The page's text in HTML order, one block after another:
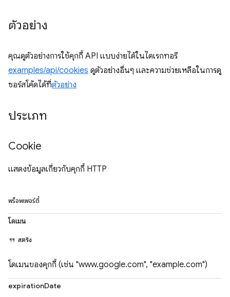
ตัวอย่าง
คุณดูตัวอย่างการใช้คุกกี้ API แบบง่ายได้ในไดเรกทอรี
examples/api/cookies ดูตัวอย่างอื่นๆ และความช่วยเหลือในการดู
ซอร์สโค้ดได้ที่ตัวอย่าง
ประเภท
Cookie
แสดงข้อมูลเกี่ยวกับคุกกี้ HTTP
พร็อพเพอร์ตี้
โดเมน
สตริง
โดเมนของคุกกี้ (เช่น "www.google.com", "example.com")
expirationDate